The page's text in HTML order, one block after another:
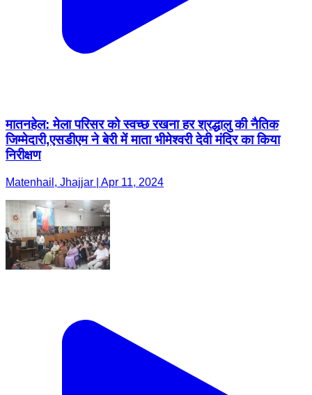
मातनहेल: मेला परिसर को स्वच्छ रखना हर श्रद्धालु की नैतिक
जिम्मेदारी,एसडीएम ने बेरी में माता भीमेश्वरी देवी मंदिर का किया
निरीक्षण
Matenhail, Jhajjar | Apr 11, 2024